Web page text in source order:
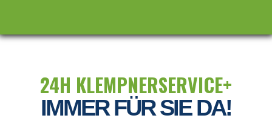
24H KLEMPNERSERVICE+
IMMER FÜR SIE DA!